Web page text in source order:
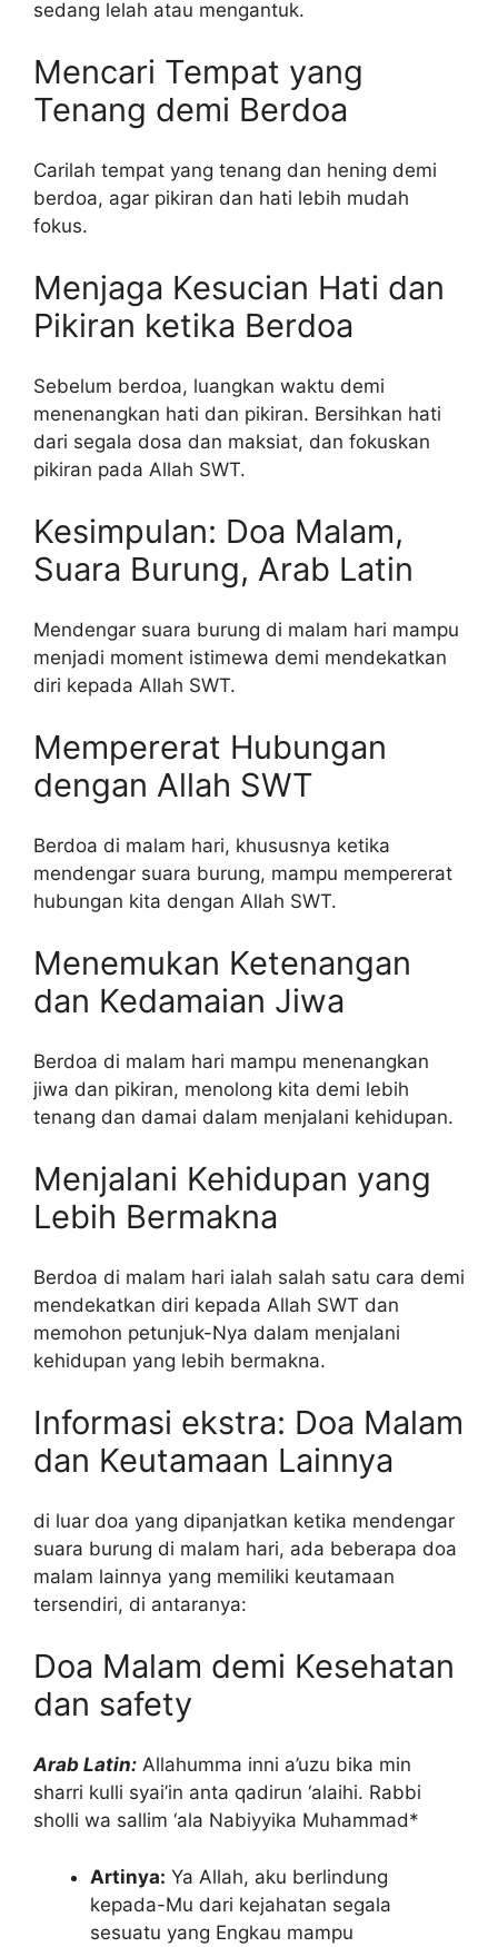
sedang lelah atau mengantuk.
Mencari Tempat yang
Tenang demi Berdoa
Carilah tempat yang tenang dan hening demi
berdoa, agar pikiran dan hati lebih mudah
fokus.
Menjaga Kesucian Hati dan
Pikiran ketika Berdoa
Sebelum berdoa, luangkan waktu demi
menenangkan hati dan pikiran. Bersihkan hati
dari segala dosa dan maksiat, dan fokuskan
pikiran pada Allah SWT.
Kesimpulan: Doa Malam,
Suara Burung, Arab Latin
Mendengar suara burung di malam hari mampu
menjadi moment istimewa demi mendekatkan
diri kepada Allah SWT.
Mempererat Hubungan
dengan Allah SWT
Berdoa di malam hari, khususnya ketika
mendengar suara burung, mampu mempererat
hubungan kita dengan Allah SWT.
Menemukan Ketenangan
dan Kedamaian Jiwa
Berdoa di malam hari mampu menenangkan
jiwa dan pikiran, menolong kita demi lebih
tenang dan damai dalam menjalani kehidupan.
Menjalani Kehidupan yang
Lebih Bermakna
Berdoa di malam hari ialah salah satu cara demi
mendekatkan diri kepada Allah SWT dan
memohon petunjuk-Nya dalam menjalani
kehidupan yang lebih bermakna.
Informasi ekstra: Doa Malam
dan Keutamaan Lainnya
di luar doa yang dipanjatkan ketika mendengar
suara burung di malam hari, ada beberapa doa
malam lainnya yang memiliki keutamaan
tersendiri, di antaranya:
Doa Malam demi Kesehatan
dan safety
Arab Latin: Allahumma inni a’uzu bika min
sharri kulli syai’in anta qadirun ‘alaihi. Rabbi
sholli wa sallim ‘ala Nabiyyika Muhammad*
Artinya: Ya Allah, aku berlindung
kepada-Mu dari kejahatan segala
sesuatu yang Engkau mampu